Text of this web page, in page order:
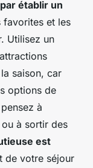
établir un
favorites et les
Utilisez un
saison, car
options de
à
à sortir des
est
de votre séjour